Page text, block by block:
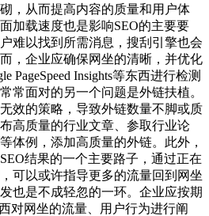
，从而提高内容的质量和用户体
加载速度也是影响SEO的主要要
难以找到所需消息，搜刮引擎也会
，企业应确保网坐的清晰，并优化
PageSpeed Insights等东西进行检测
常面对的另一个问题是外链扶植。
效的策略，导致外链数量不脚或质
高质量的行业文章、参取行业论
体例，添加高质量的外链。此外，
结果的一个主要路子，通过正在
可以或许指导更多的流量回到网坐
也是不成轻忽的一环。企业应按期
对网坐的流量、用户行为进行阐